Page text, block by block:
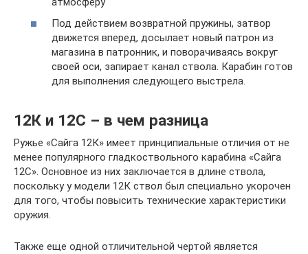
Под действием возвратной пружины, затвор
движется вперед, досылает новый патрон из
магазина в патронник, и поворачиваясь вокруг
своей оси, запирает канал ствола. Карабин готов
для выполнения следующего выстрела.
12К и 12С – в чем разница
Ружье «Сайга 12К» имеет принципиальные отличия от не
менее популярного гладкоствольного карабина «Сайга
12С». Основное из них заключается в длине ствола,
поскольку у модели 12К ствол был специально укорочен
для того, чтобы повысить технические характеристики
оружия.
Также еще одной отличительной чертой является